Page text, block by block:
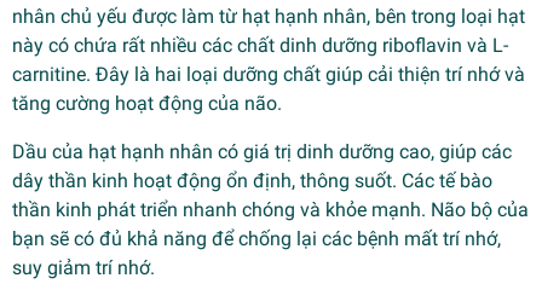
nhân chủ yếu được làm từ hạt hạnh nhân, bên trong loại hạt
này có chứa rất nhiều các chất dinh dưỡng riboflavin và L-
carnitine. Đây là hai loại dưỡng chất giúp cải thiện trí nhớ và
tăng cường hoạt động của não.
Dầu của hạt hạnh nhân có giá trị dinh dưỡng cao, giúp các
dây thần kinh hoạt động ổn định, thông suốt. Các tế bào
thần kinh phát triển nhanh chóng và khỏe mạnh. Não bộ của
bạn sẽ có đủ khả năng để chống lại các bệnh mất trí nhớ,
suy giảm trí nhớ.